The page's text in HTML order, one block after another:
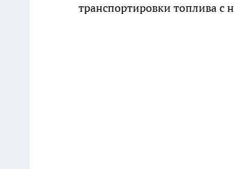
транспортировки топлива с